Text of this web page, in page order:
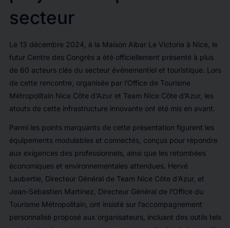
secteur
Le 13 décembre 2024, à la Maison Albar Le Victoria à Nice, le
futur Centre des Congrès a été officiellement présenté à plus
de 60 acteurs clés du secteur événementiel et touristique. Lors
de cette rencontre, organisée par l’Office de Tourisme
Métropolitain Nice Côte d’Azur et Team Nice Côte d’Azur, les
atouts de cette infrastructure innovante ont été mis en avant.
Parmi les points marquants de cette présentation figurent les
équipements modulables et connectés, conçus pour répondre
aux exigences des professionnels, ainsi que les retombées
économiques et environnementales attendues. Hervé
Laubertie, Directeur Général de Team Nice Côte d’Azur, et
Jean-Sébastien Martinez, Directeur Général de l’Office du
Tourisme Métropolitain, ont insisté sur l’accompagnement
personnalisé proposé aux organisateurs, incluant des outils tels